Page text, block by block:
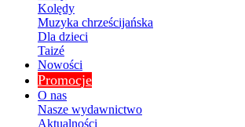
Kolędy
Muzyka chrześcijańska
Dla dzieci
Taizé
Nowości
Promocje
O nas
Nasze wydawnictwo
Aktualności